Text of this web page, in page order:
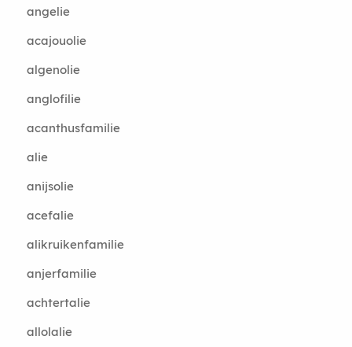
angelie
acajouolie
algenolie
anglofilie
acanthusfamilie
alie
anijsolie
acefalie
alikruikenfamilie
anjerfamilie
achtertalie
allolalie